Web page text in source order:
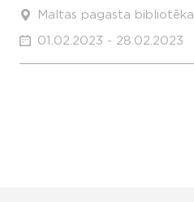
Maltas pagasta bibliotēka
01.02.2023 - 28.02.2023